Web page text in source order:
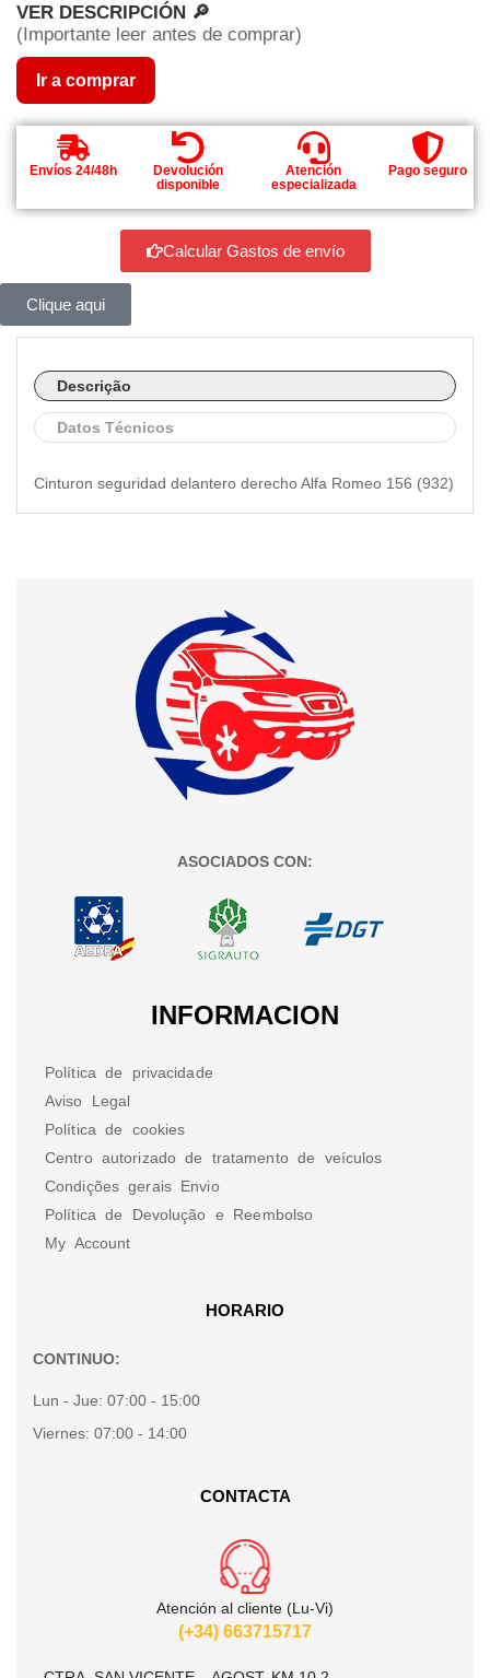
VER DESCRIPCIÓN 🔎
(Importante leer antes de comprar)
Ir a comprar
Envíos 24/48h
Devolución
disponible
Atención
especializada
Pago seguro
Calcular Gastos de envío
Clique aqui
Descrição
Datos Técnicos
Cinturon seguridad delantero derecho Alfa Romeo 156 (932)
ASOCIADOS CON:
INFORMACION
Política de privacidade
Aviso Legal
Política de cookies
Centro autorizado de tratamento de veículos
Condições gerais Envio
Política de Devolução e Reembolso
My Account
HORARIO
CONTINUO:
Lun - Jue: 07:00 - 15:00
Viernes: 07:00 - 14:00
CONTACTA
Atención al cliente (Lu-Vi)
(+34) 663715717